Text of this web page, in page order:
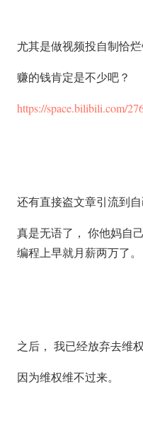
尤其是做视频投自制恰
赚的钱肯定是不少吧？
https://space.bilibili.com/
还有直接盗文章引流到自
真是无语了， 你他妈自
编程上早就月薪两万了。
之后， 我已经放弃去维权
因为维权维不过来。